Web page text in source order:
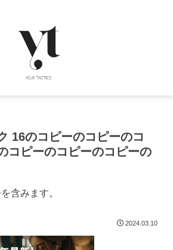
16のコピーのコピーのコ
コピーのコピーのコピーの
含みます。
2024.03.10